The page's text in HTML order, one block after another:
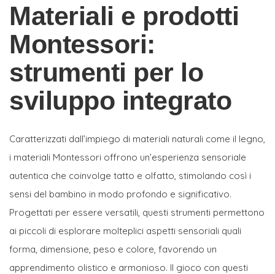
Materiali e prodotti
Montessori:
strumenti per lo
sviluppo integrato
Caratterizzati dall’impiego di materiali naturali come il legno,
i materiali Montessori offrono un’esperienza sensoriale
autentica che coinvolge tatto e olfatto, stimolando così i
sensi del bambino in modo profondo e significativo.
Progettati per essere versatili, questi strumenti permettono
ai piccoli di esplorare molteplici aspetti sensoriali quali
forma, dimensione, peso e colore, favorendo un
apprendimento olistico e armonioso. Il gioco con questi